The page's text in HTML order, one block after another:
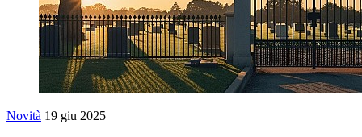
Novità 19 giu 2025